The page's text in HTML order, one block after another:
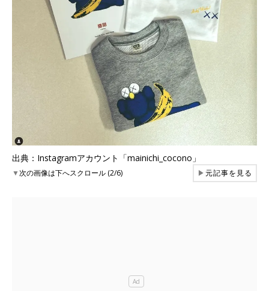
出典：Instagramアカウント「mainichi_cocono」
▼次の画像は下へスクロール (2/6) ▶元記事を見る